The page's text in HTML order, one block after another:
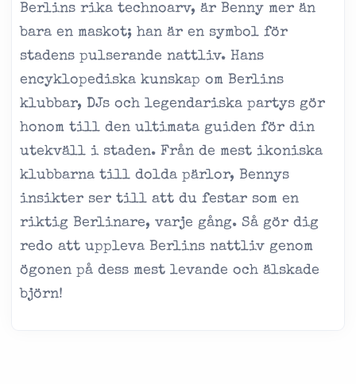
Berlins rika technoarv, är Benny mer än
bara en maskot; han är en symbol för
stadens pulserande nattliv. Hans
encyklopediska kunskap om Berlins
klubbar, DJs och legendariska partys gör
honom till den ultimata guiden för din
utekväll i staden. Från de mest ikoniska
klubbarna till dolda pärlor, Bennys
insikter ser till att du festar som en
riktig Berlinare, varje gång. Så gör dig
redo att uppleva Berlins nattliv genom
ögonen på dess mest levande och älskade
björn!